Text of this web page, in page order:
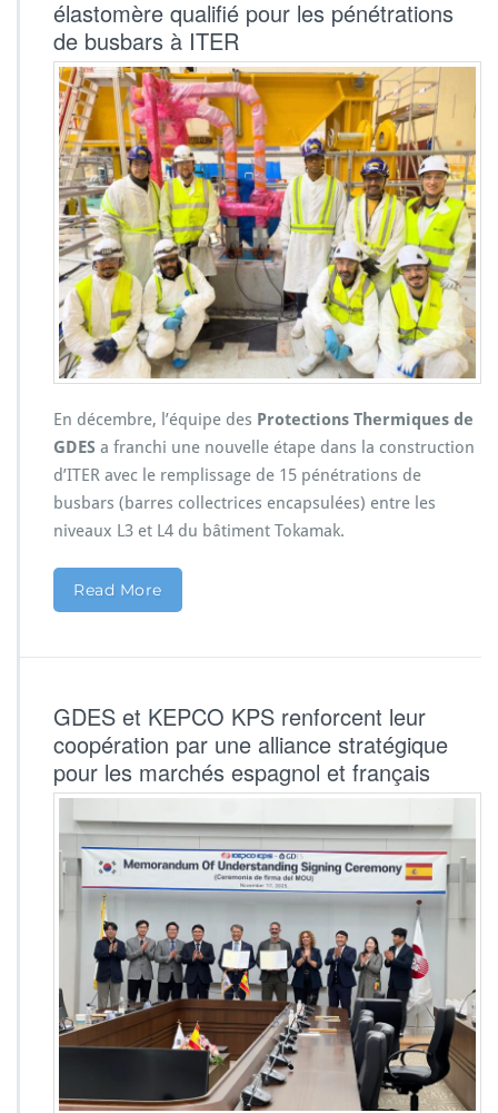
élastomère qualifié pour les pénétrations
de busbars à ITER
En décembre, l’équipe des Protections Thermiques de
GDES a franchi une nouvelle étape dans la construction
d’ITER avec le remplissage de 15 pénétrations de
busbars (barres collectrices encapsulées) entre les
niveaux L3 et L4 du bâtiment Tokamak.
Read More
GDES et KEPCO KPS renforcent leur
coopération par une alliance stratégique
pour les marchés espagnol et français